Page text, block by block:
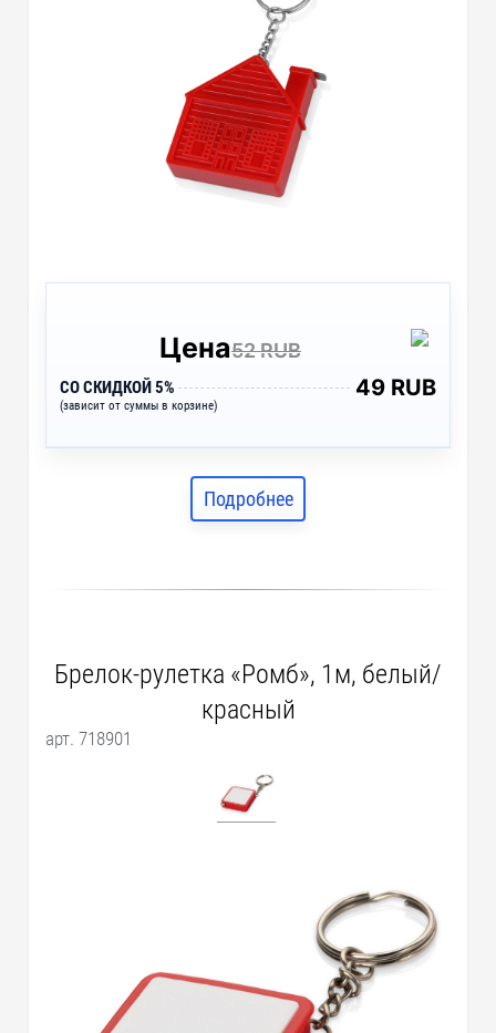
Цена52 RUB
СО СКИДКОЙ 5%
(зависит от суммы в корзине)
49 RUB
Подробнее
Брелок-рулетка «Ромб», 1м, белый/
красный
арт. 718901